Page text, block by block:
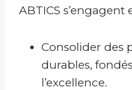
ABTICS s’engagent
Consolider des
durables,
l’excellence.